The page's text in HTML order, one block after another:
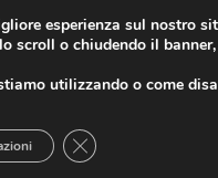
esperienza sul nostro
scroll o chiudendo il
utilizzando o come
CLOSE GDPR